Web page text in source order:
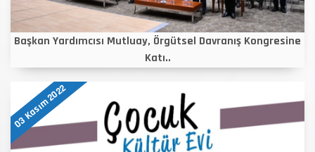
Başkan Yardımcısı Mutluay, Örgütsel Davranış Kongresine
Katı..
03 Kasım 2022